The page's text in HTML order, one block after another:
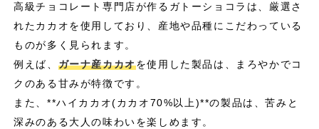
高級チョコレート専門店が作るガトーショコラは、厳選さ
れたカカオを使用しており、産地や品種にこだわっている
ものが多く見られます。
例えば、 ガーナ産カカオを使用した製品は、まろやかでコ
クのある甘みが特徴です。
また、**ハイカカオ(カカオ70%以上)**の製品は、苦みと
深みのある大人の味わいを楽しめます。